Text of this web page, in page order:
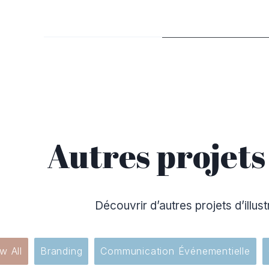
Autres
Découvrir d’autres projets
All Branding Communication Événementielle